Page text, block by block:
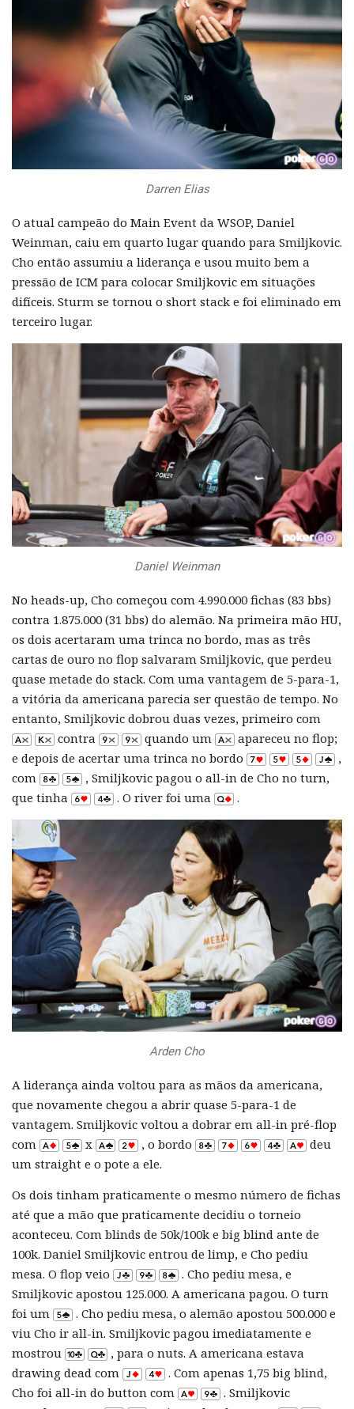
Darren Elias
O atual campeão do Main Event da WSOP, Daniel
Weinman, caiu em quarto lugar quando para Smiljkovic.
Cho então assumiu a liderança e usou muito bem a
pressão de ICM para colocar Smiljkovic em situações
difíceis. Sturm se tornou o short stack e foi eliminado em
terceiro lugar.
Daniel Weinman
No heads-up, Cho começou com 4.990.000 fichas (83 bbs)
contra 1.875.000 (31 bbs) do alemão. Na primeira mão HU,
os dois acertaram uma trinca no bordo, mas as três
cartas de ouro no flop salvaram Smiljkovic, que perdeu
quase metade do stack. Com uma vantagem de 5-para-1,
a vitória da americana parecia ser questão de tempo. No
entanto, Smiljkovic dobrou duas vezes, primeiro com
contra
quando um
apareceu no flop;
e depois de acertar uma trinca no bordo
,
com
, Smiljkovic pagou o all-in de Cho no turn,
que tinha
. O river foi uma .
Arden Cho
A liderança ainda voltou para as mãos da americana,
que novamente chegou a abrir quase 5-para-1 de
vantagem. Smiljkovic voltou a dobrar em all-in pré-flop
com
x , o bordo
deu
um straight e o pote a ele.
Os dois tinham praticamente o mesmo número de fichas
até que a mão que praticamente decidiu o torneio
aconteceu. Com blinds de 50k/100k e big blind ante de
100k. Daniel Smiljkovic entrou de limp, e Cho pediu
mesa. O flop veio
. Cho pediu mesa, e
Smiljkovic apostou 125.000. A americana pagou. O turn
foi um
. Cho pediu mesa, o alemão apostou 500.000 e
viu Cho ir all-in. Smiljkovic pagou imediatamente e
mostrou
, para o nuts. A americana estava
drawing dead com
. Com apenas 1,75 big blind,
Cho foi all-in do button com
. Smiljkovic